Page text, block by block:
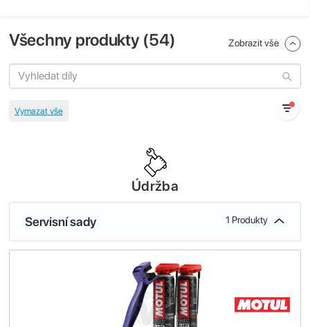
Všechny produkty (54) Zobrazit vše
Údržba
Servisní sady 1 Produkty